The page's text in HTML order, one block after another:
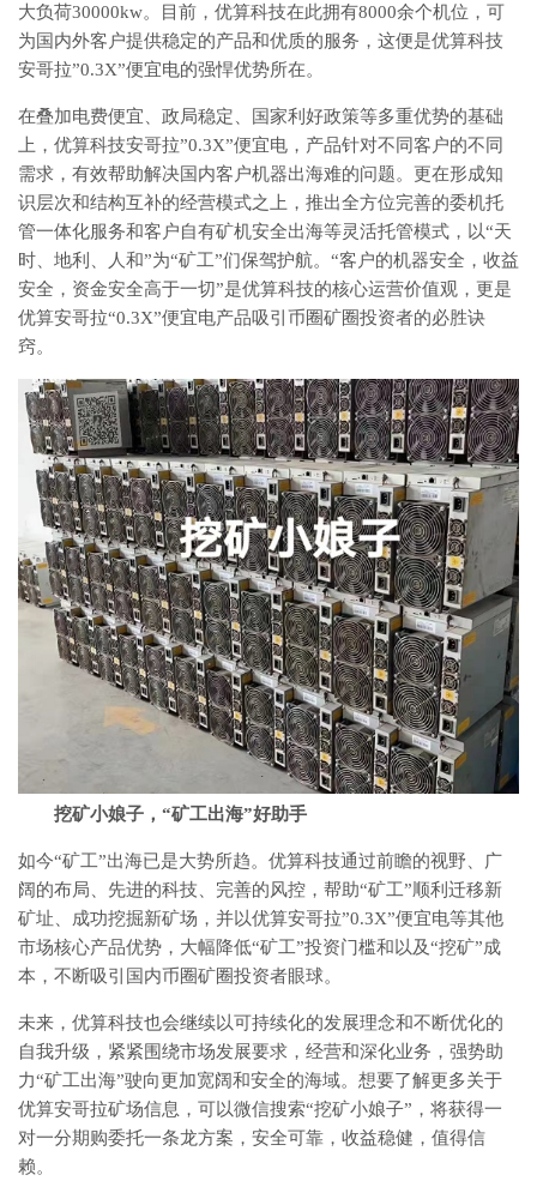
大负荷30000kw。目前，优算科技在此拥有8000余个机位，可
为国内外客户提供稳定的产品和优质的服务，这便是优算科技
安哥拉”0.3X”便宜电的强悍优势所在。
在叠加电费便宜、政局稳定、国家利好政策等多重优势的基础
上，优算科技安哥拉”0.3X”便宜电，产品针对不同客户的不同
需求，有效帮助解决国内客户机器出海难的问题。更在形成知
识层次和结构互补的经营模式之上，推出全方位完善的委机托
管一体化服务和客户自有矿机安全出海等灵活托管模式，以“天
时、地利、人和”为“矿工”们保驾护航。“客户的机器安全，收益
安全，资金安全高于一切”是优算科技的核心运营价值观，更是
优算安哥拉“0.3X”便宜电产品吸引币圈矿圈投资者的必胜诀
窍。
挖矿小娘子，“矿工出海”好助手
如今“矿工”出海已是大势所趋。优算科技通过前瞻的视野、广
阔的布局、先进的科技、完善的风控，帮助“矿工”顺利迁移新
矿址、成功挖掘新矿场，并以优算安哥拉”0.3X”便宜电等其他
市场核心产品优势，大幅降低“矿工”投资门槛和以及“挖矿”成
本，不断吸引国内币圈矿圈投资者眼球。
未来，优算科技也会继续以可持续化的发展理念和不断优化的
自我升级，紧紧围绕市场发展要求，经营和深化业务，强势助
力“矿工出海”驶向更加宽阔和安全的海域。想要了解更多关于
优算安哥拉矿场信息，可以微信搜索“挖矿小娘子”，将获得一
对一分期购委托一条龙方案，安全可靠，收益稳健，值得信
赖。